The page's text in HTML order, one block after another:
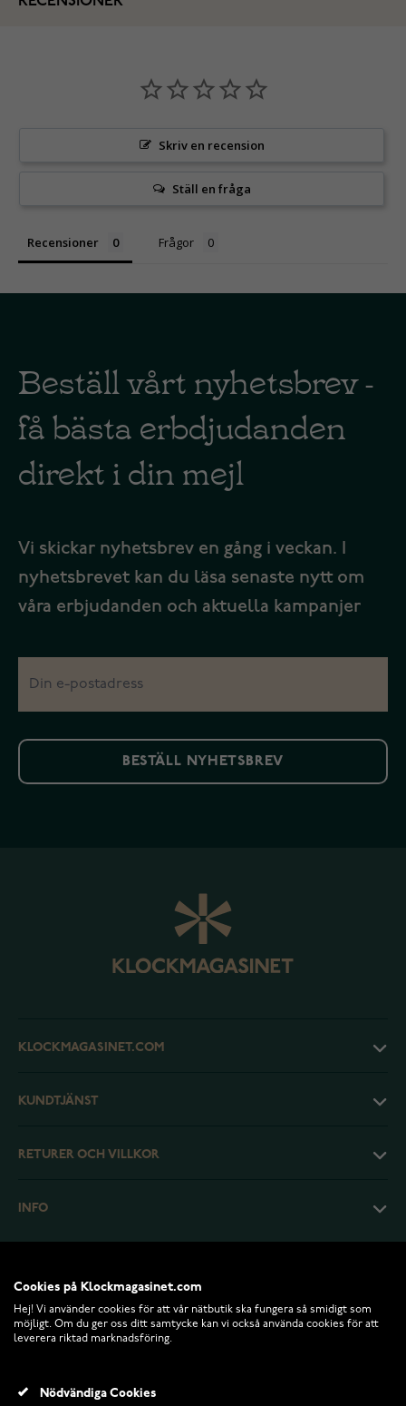
Skriv en recension
Ställ en fråga
Recensioner Frågor
Beställ vårt nyhetsbrev -
få bästa erbdjudanden
direkt i din mejl
Vi skickar nyhetsbrev en gång i veckan. I
nyhetsbrevet kan du läsa senaste nytt om
våra erbjudanden och aktuella kampanjer
BESTÄLL NYHETSBREV
KLOCKMAGASINET.COM
KUNDTJÄNST
RETURER OCH VILLKOR
INFO
Cookies på Klockmagasinet.com
Hej! Vi använder cookies för att vår nätbutik ska fungera så smidigt som
möjligt. Om du ger oss ditt samtycke kan vi också använda cookies för att
leverera riktad marknadsföring.
Nödvändiga Cookies